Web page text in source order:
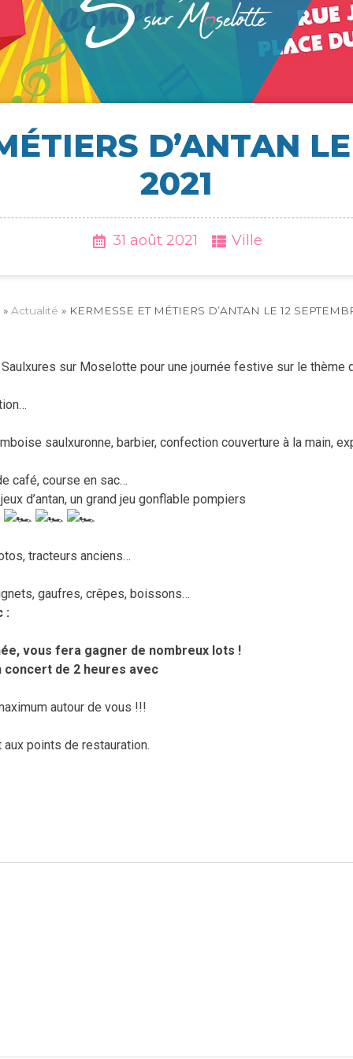
D’ANTAN
2021
31 août 2021 Ville
» Actua­li­té » KER­MESSE ET MÉTIERS D’ANTAN LE 12
sur Moselotte pour une journée festive sur le
saulxuronne, barbier, confection couverture à la main,
café, course en sac…
d’antan, un grand jeu gonflable pompiers
tracteurs anciens…
gaufres, crêpes, boissons…
:
vous fera gagner de nombreux lots !
de 2 heures avec
autour de vous !!!
points de restauration.